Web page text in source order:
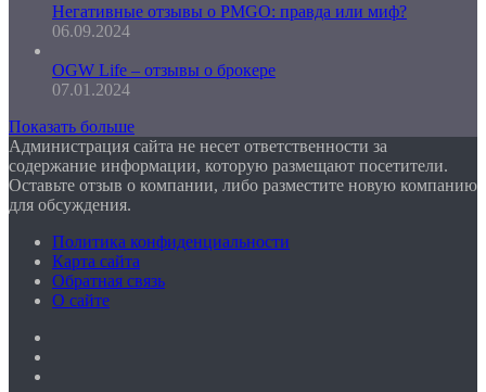
Негативные отзывы о PMGO: правда или миф?
06.09.2024
OGW Life – отзывы о брокере
07.01.2024
Показать больше
Администрация сайта не несет ответственности за
содержание информации, которую размещают посетители.
Оставьте отзыв о компании, либо разместите новую компанию
для обсуждения.
Политика конфиденциальности
Карта сайта
Обратная связь
О сайте